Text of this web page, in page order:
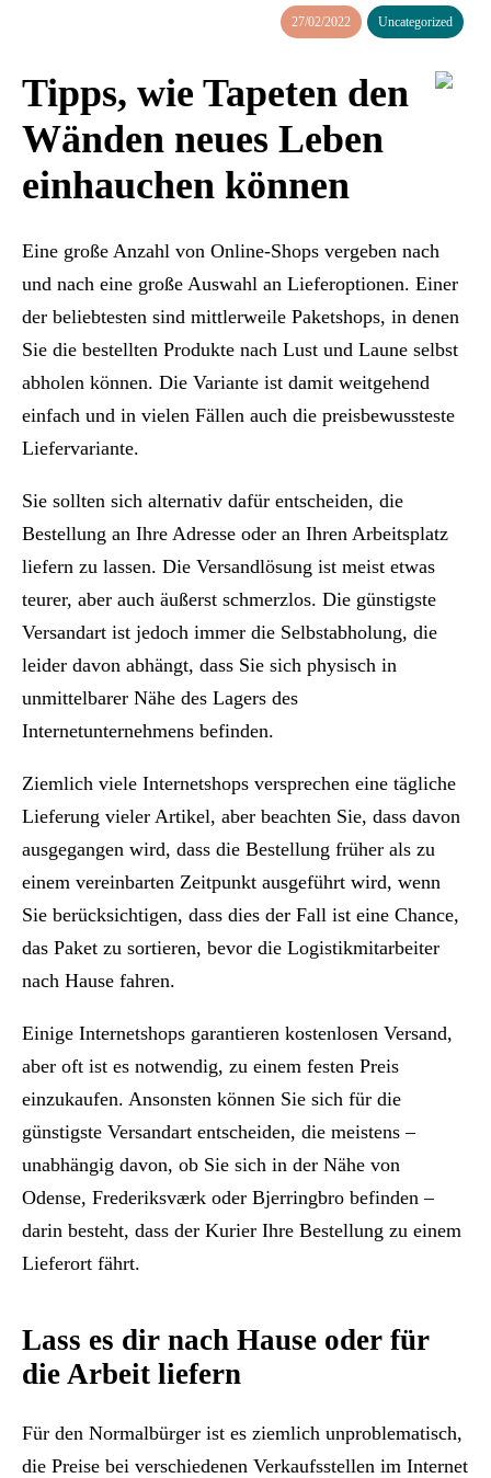
27/02/2022 Uncategorized
Tipps, wie Tapeten den
Wänden neues Leben
einhauchen können
Eine große Anzahl von Online-Shops vergeben nach
und nach eine große Auswahl an Lieferoptionen. Einer
der beliebtesten sind mittlerweile Paketshops, in denen
Sie die bestellten Produkte nach Lust und Laune selbst
abholen können. Die Variante ist damit weitgehend
einfach und in vielen Fällen auch die preisbewussteste
Liefervariante.
Sie sollten sich alternativ dafür entscheiden, die
Bestellung an Ihre Adresse oder an Ihren Arbeitsplatz
liefern zu lassen. Die Versandlösung ist meist etwas
teurer, aber auch äußerst schmerzlos. Die günstigste
Versandart ist jedoch immer die Selbstabholung, die
leider davon abhängt, dass Sie sich physisch in
unmittelbarer Nähe des Lagers des
Internetunternehmens befinden.
Ziemlich viele Internetshops versprechen eine tägliche
Lieferung vieler Artikel, aber beachten Sie, dass davon
ausgegangen wird, dass die Bestellung früher als zu
einem vereinbarten Zeitpunkt ausgeführt wird, wenn
Sie berücksichtigen, dass dies der Fall ist eine Chance,
das Paket zu sortieren, bevor die Logistikmitarbeiter
nach Hause fahren.
Einige Internetshops garantieren kostenlosen Versand,
aber oft ist es notwendig, zu einem festen Preis
einzukaufen. Ansonsten können Sie sich für die
günstigste Versandart entscheiden, die meistens –
unabhängig davon, ob Sie sich in der Nähe von
Odense, Frederiksværk oder Bjerringbro befinden –
darin besteht, dass der Kurier Ihre Bestellung zu einem
Lieferort fährt.
Lass es dir nach Hause oder für
die Arbeit liefern
Für den Normalbürger ist es ziemlich unproblematisch,
die Preise bei verschiedenen Verkaufsstellen im Internet